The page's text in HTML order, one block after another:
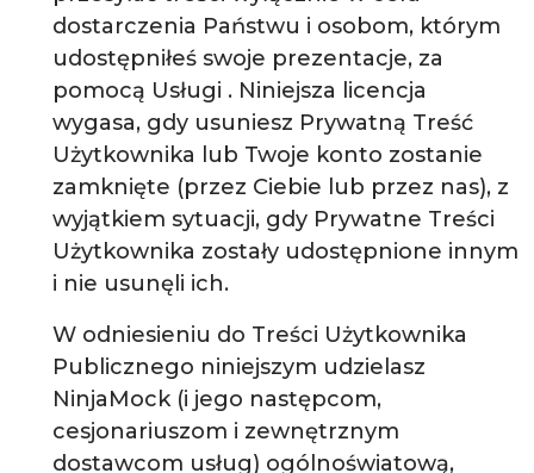
dostarczenia Państwu i osobom, którym
udostępniłeś swoje prezentacje, za
pomocą Usługi . Niniejsza licencja
wygasa, gdy usuniesz Prywatną Treść
Użytkownika lub Twoje konto zostanie
zamknięte (przez Ciebie lub przez nas), z
wyjątkiem sytuacji, gdy Prywatne Treści
Użytkownika zostały udostępnione innym
i nie usunęli ich.
W odniesieniu do Treści Użytkownika
Publicznego niniejszym udzielasz
NinjaMock (i jego następcom,
cesjonariuszom i zewnętrznym
dostawcom usług) ogólnoświatową,